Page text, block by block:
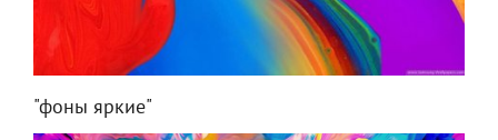
"фоны яркие"